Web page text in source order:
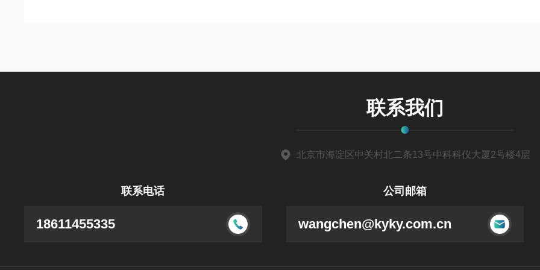
联系我们
北京市海淀区中关村北二条13号中科科仪大厦2号楼4层
联系电话
18611455335
公司邮箱
wangchen@kyky.com.cn